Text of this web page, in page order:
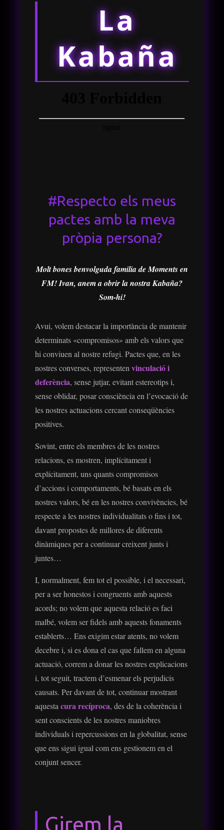
La
Kabaña
#Respecto els meus
pactes amb la meva
pròpia persona?
Molt bones benvolguda familia de Moments en
FM! Ivan, anem a obrir la nostra Kabaña?
Som-hi!
Avui, volem destacar la importància de mantenir
determinats «compromisos» amb els valors que
hi conviuen al nostre refugi. Pactes que, en les
nostres converses, representenvinculació i
deferència, sense jutjar, evitant estereotips i,
sense oblidar, posar consciència en l’evocació de
les nostres actuacions cercant conseqüències
positives.
Sovint, entre els membres de les nostres
relacions, es mostren, implícitament i
explícitament, uns quants compromisos
d’accions i comportaments, bé basats en els
nostres valors, bé en les nostres convivències, bé
respecte a les nostres individualitats o fins i tot,
davant propostes de millores de diferents
dinàmiques per a continuar creixent junts i
juntes…
I, normalment, fem tot el possible, i el necessari,
per a ser honestos i congruents amb aquests
acords; no volem que aquesta relació es faci
malbé, volem ser fidels amb aquests fonaments
establerts… Ens exigim estar atents, no volem
decebre i, si es dona el cas que fallem en alguna
actuació, correm a donar les nostres explicacions
i, tot seguit, tractem d’esmenar els perjudicis
causats. Per davant de tot, continuar mostrant
aquestacura recíproca, des de la coherència i
sent conscients de les nostres maniobres
individuals i repercussions en la globalitat, sense
que ens sigui igual com ens gestionem en el
conjunt sencer.
Girem la